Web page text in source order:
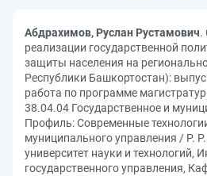
Абдрахимов, Руслан Рустамович.
реализации государственной
защиты населения на
Республики Башкортостан):
работа по программе
38.04.04 Государственное и
Профиль: Современные
муниципального управления / Р.
университет науки и технологий,
государственного управления,